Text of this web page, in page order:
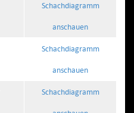
Schachdiagramm
anschauen
Schachdiagramm
anschauen
Schachdiagramm